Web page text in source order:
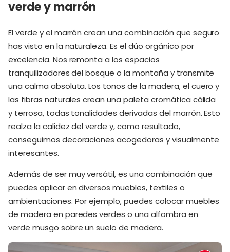
verde y marrón
El verde y el marrón crean una combinación que seguro
has visto en la naturaleza. Es el dúo orgánico por
excelencia. Nos remonta a los espacios
tranquilizadores del bosque o la montaña y transmite
una calma absoluta. Los tonos de la madera, el cuero y
las fibras naturales crean una paleta cromática cálida
y terrosa, todas tonalidades derivadas del marrón. Esto
realza la calidez del verde y, como resultado,
conseguimos decoraciones acogedoras y visualmente
interesantes.
Además de ser muy versátil, es una combinación que
puedes aplicar en diversos muebles, textiles o
ambientaciones. Por ejemplo, puedes colocar muebles
de madera en paredes verdes o una alfombra en
verde musgo sobre un suelo de madera.